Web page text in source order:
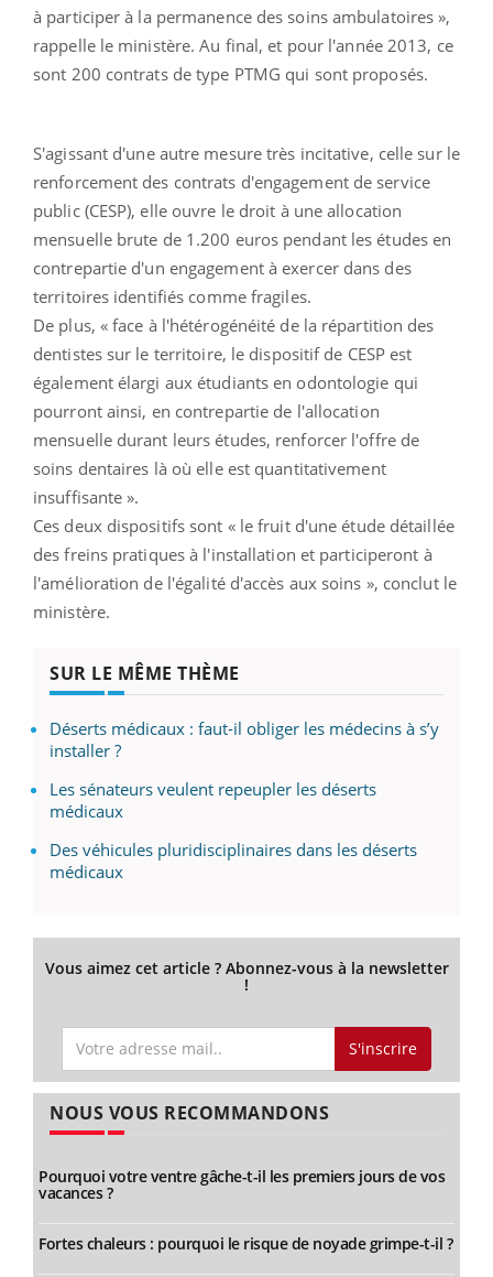
à participer à la permanence des soins ambulatoires »,
rappelle le ministère. Au final, et pour l'année 2013, ce
sont 200 contrats de type PTMG qui sont proposés.
S'agissant d'une autre mesure très incitative, celle sur le
renforcement des contrats d'engagement de service
public (CESP), elle ouvre le droit à une allocation
mensuelle brute de 1.200 euros pendant les études en
contrepartie d'un engagement à exercer dans des
territoires identifiés comme fragiles.
De plus, « face à l'hétérogénéité de la répartition des
dentistes sur le territoire, le dispositif de CESP est
également élargi aux étudiants en odontologie qui
pourront ainsi, en contrepartie de l'allocation
mensuelle durant leurs études, renforcer l'offre de
soins dentaires là où elle est quantitativement
insuffisante ».
Ces deux dispositifs sont « le fruit d'une étude détaillée
des freins pratiques à l'installation et participeront à
l'amélioration de l'égalité d'accès aux soins », conclut le
ministère.
SUR LE MÊME THÈME
Déserts médicaux : faut-il obliger les médecins à s’y
installer ?
Les sénateurs veulent repeupler les déserts
médicaux
Des véhicules pluridisciplinaires dans les déserts
médicaux
Vous aimez cet article ? Abonnez-vous à la newsletter
!
S'inscrire
NOUS VOUS RECOMMANDONS
Pourquoi votre ventre gâche-t-il les premiers jours de vos
vacances ?
Fortes chaleurs : pourquoi le risque de noyade grimpe-t-il ?